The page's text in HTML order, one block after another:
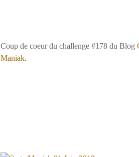
Coup de coeur du challenge #178 du Blog
Maniak.